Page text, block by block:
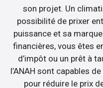
son projet. Un
possibilité de prixer
puissance et sa
financières, vous êtes
d’impôt ou un prêt à
l’ANAH sont capables
pour réduire le prix